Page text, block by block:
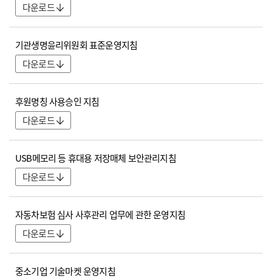
다운로드
기관생명윤리위원회 표준운영지침
다운로드
후원명칭 사용승인 지침
다운로드
USB메모리 등 휴대용 저장매체 보안관리지침
다운로드
자동차보험 심사 사후관리 업무에 관한 운영지침
다운로드
중소기업 기술마켓 운영지침